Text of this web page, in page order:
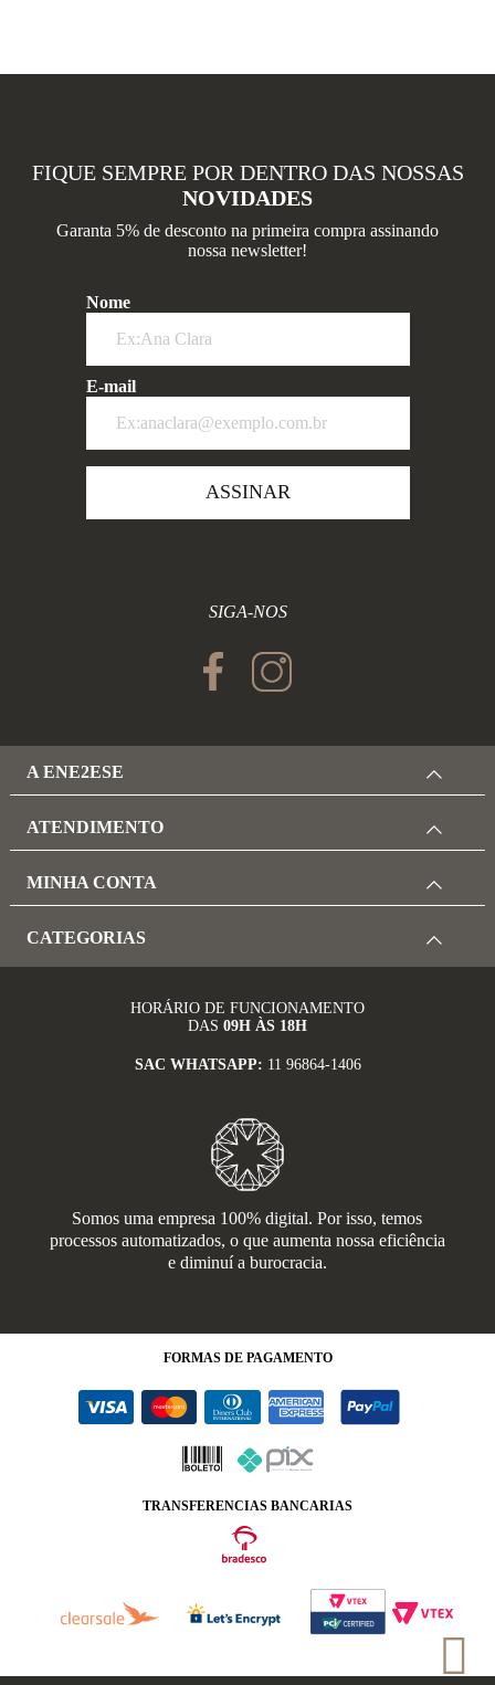
FIQUE SEMPRE POR DENTRO DAS NOSSAS
NOVIDADES
Garanta 5% de desconto na primeira compra assinando
nossa newsletter!
Nome
E-mail
ASSINAR
SIGA-NOS
A ENE2ESE
ATENDIMENTO
MINHA CONTA
CATEGORIAS
HORÁRIO DE FUNCIONAMENTO
DAS 09H ÀS 18H
SAC WHATSAPP: 11 96864-1406
Somos uma empresa 100% digital. Por isso, temos
processos automatizados, o que aumenta nossa eficiência
e diminuí a burocracia.
FORMAS DE PAGAMENTO
TRANSFERENCIAS BANCARIAS